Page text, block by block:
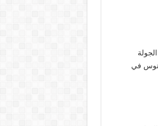
على أرضه امام يوفنتوس في